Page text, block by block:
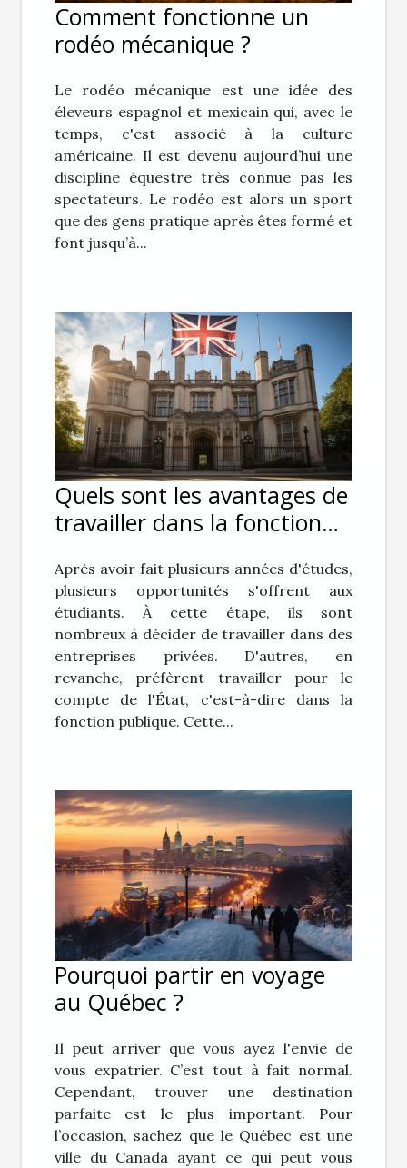
Comment fonctionne un
rodéo mécanique ?
Le rodéo mécanique est une idée des
éleveurs espagnol et mexicain qui, avec le
temps, c'est associé à la culture
américaine. Il est devenu aujourd’hui une
discipline équestre très connue pas les
spectateurs. Le rodéo est alors un sport
que des gens pratique après êtes formé et
font jusqu’à...
Quels sont les avantages de
travailler dans la fonction
Après avoir fait plusieurs années d'études,
plusieurs opportunités s'offrent aux
étudiants. À cette étape, ils sont
nombreux à décider de travailler dans des
entreprises privées. D'autres, en
revanche, préfèrent travailler pour le
compte de l'État, c'est-à-dire dans la
fonction publique. Cette...
Pourquoi partir en voyage
au Québec ?
Il peut arriver que vous ayez l'envie de
vous expatrier. C’est tout à fait normal.
Cependant, trouver une destination
parfaite est le plus important. Pour
l’occasion, sachez que le Québec est une
ville du Canada ayant ce qui peut vous